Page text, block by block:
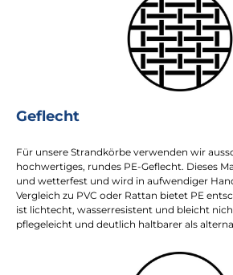
Geflecht
Für unsere Strandkörbe verwenden wir
hochwertiges, rundes PE-Geflecht. Dieses
und wetterfest und wird in aufwendiger
Vergleich zu PVC oder Rattan bietet PE
ist lichtecht, wasserresistent und bleicht
pflegeleicht und deutlich haltbarer als